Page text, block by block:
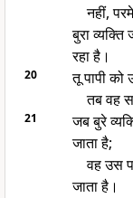
नहीं,
बुरा
रहा है।
20
तू पापी
तब वह
21
जब बुरे
जाता है;
वह उस
जाता है।